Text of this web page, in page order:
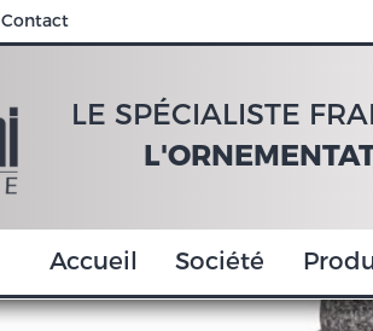
Contact
LE SPÉCIALISTE
Accueil Société